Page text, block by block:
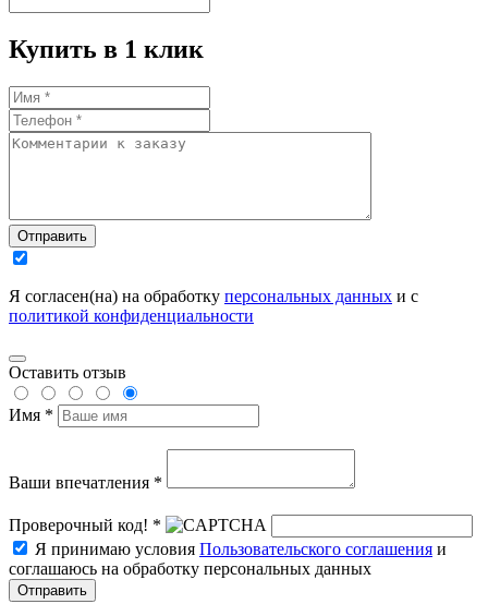
Купить в 1 клик
Отправить
Я согласен(на) на обработку персональных данных и с
политикой конфиденциальности
Оставить отзыв
Имя *
Ваши впечатления *
Проверочный код! *
Я принимаю условия Пользовательского соглашения и
соглашаюсь на обработку персональных данных
Отправить